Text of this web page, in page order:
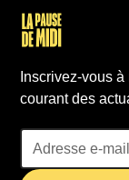
Inscrivez-vous
courant des